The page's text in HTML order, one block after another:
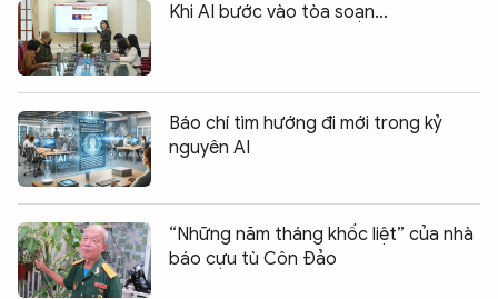
Khi AI bước vào tòa soạn…
Báo chí tìm hướng đi mới trong kỷ
nguyên AI
“Những năm tháng khốc liệt” của nhà
báo cựu tù Côn Đảo